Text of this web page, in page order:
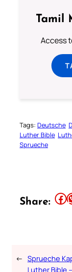
Tamil
Access
Tags: Deutsche
Luther Bible
Sprueche
Share: Share this article on Facebook Share this
← Sprueche
Luther Bible